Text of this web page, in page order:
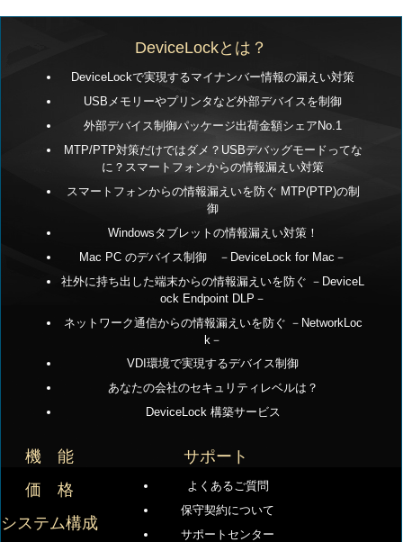
DeviceLockとは？
DeviceLockで実現するマイナンバー情報の漏えい対策
USBメモリーやプリンタなど外部デバイスを制御
外部デバイス制御パッケージ出荷金額シェアNo.1
MTP/PTP対策だけではダメ？USBデバッグモードってな
に？スマートフォンからの情報漏えい対策
スマートフォンからの情報漏えいを防ぐ MTP(PTP)の制
御
Windowsタブレットの情報漏えい対策！
Mac PC のデバイス制御 －DeviceLock for Mac－
社外に持ち出した端末からの情報漏えいを防ぐ －DeviceL
ock Endpoint DLP－
ネットワーク通信からの情報漏えいを防ぐ －NetworkLoc
k－
VDI環境で実現するデバイス制御
あなたの会社のセキュリティレベルは？
DeviceLock 構築サービス
機 能
価 格
システム構成
サポート
よくあるご質問
保守契約について
サポートセンター